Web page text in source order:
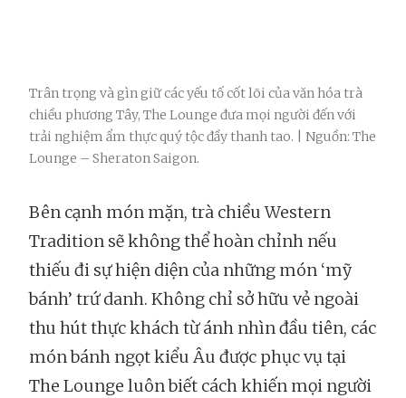
Trân trọng và gìn giữ các yếu tố cốt lõi của văn hóa trà
chiều phương Tây, The Lounge đưa mọi người đến với
trải nghiệm ẩm thực quý tộc đầy thanh tao. | Nguồn: The
Lounge – Sheraton Saigon.
Bên cạnh món mặn, trà chiều Western
Tradition sẽ không thể hoàn chỉnh nếu
thiếu đi sự hiện diện của những món ‘mỹ
bánh’ trứ danh. Không chỉ sở hữu vẻ ngoài
thu hút thực khách từ ánh nhìn đầu tiên, các
món bánh ngọt kiểu Âu được phục vụ tại
The Lounge luôn biết cách khiến mọi người